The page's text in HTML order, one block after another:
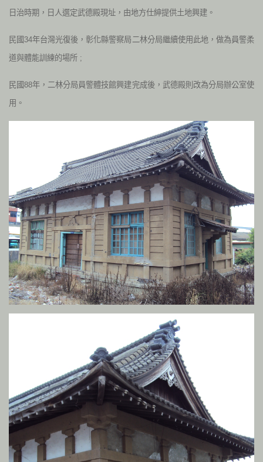
日治時期，日人選定武德殿現址，由地方仕紳提供土地興建。
民國34年台灣光復後，彰化縣警察局二林分局繼續使用此地，做為員警柔
道與體能訓練的場所 ;
民國88年，二林分局員警體技館興建完成後，武德殿則改為分局辦公室使
用。